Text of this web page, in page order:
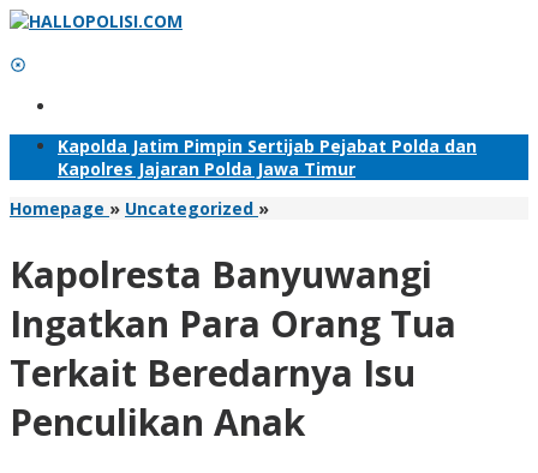
Lewati
konten
Kapolda Jatim Pimpin Sertijab Pejabat Polda dan
Kapolres Jajaran Polda Jawa Timur
Homepage » Uncategorized »Kapolresta
Para
Orang
Tua
Terkait
Beredarnya
Isu
Penculikan
Anak
Kapolresta Banyuwangi
Ingatkan Para Orang Tua
Terkait Beredarnya Isu
Penculikan Anak